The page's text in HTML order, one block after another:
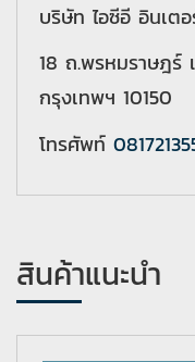
บริษัท ไอซีอี อินเต
18 ถ.พรหมราษฎร์
กรุงเทพฯ 10150
โทรศัพท์
สินค้าแนะนำ